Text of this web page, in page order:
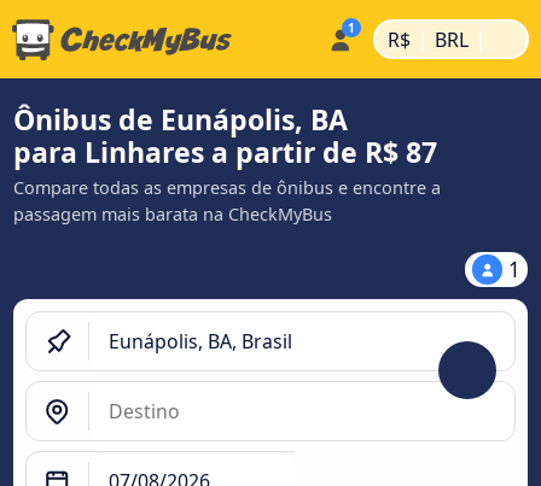
R$ | BRL |
Ônibus de Eunápolis, BA
para Linhares a partir de R$ 87
Compare todas as empresas de ônibus e encontre a
passagem mais barata na CheckMyBus
1